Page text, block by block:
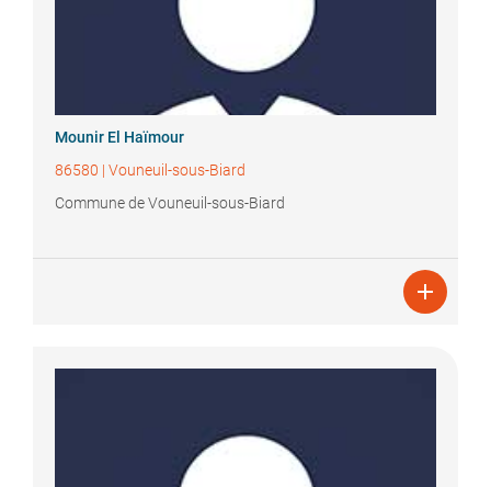
Mounir El Haïmour
86580 | Vouneuil-sous-Biard
Commune de Vouneuil-sous-Biard
